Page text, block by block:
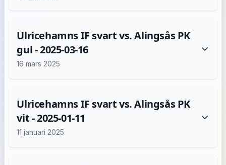
Ulricehamns IF svart vs. Alingsås PK
gul - 2025-03-16
16 mars 2025
Ulricehamns IF svart vs. Alingsås PK
vit - 2025-01-11
11 januari 2025